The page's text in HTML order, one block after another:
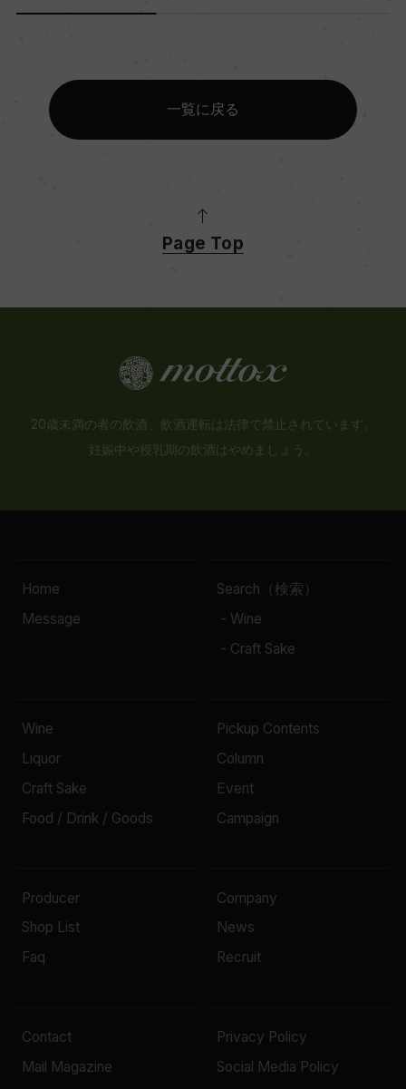
一覧に戻る
Page Top
20歳未満の者の飲酒、飲酒運転は法律で禁止されています。
妊娠中や授乳期の飲酒はやめましょう。
Home
Message
Search（検索）
- Wine
- Craft Sake
Wine
Liquor
Craft Sake
Food / Drink / Goods
Pickup Contents
Column
Event
Campaign
Producer
Shop List
Faq
Company
News
Recruit
Contact
Mail Magazine
Privacy Policy
Social Media Policy